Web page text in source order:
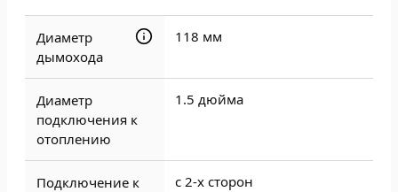
Диаметр
дымохода
118 мм
Диаметр
подключения к
отоплению
1.5 дюйма
Подключение к
с 2-х сторон